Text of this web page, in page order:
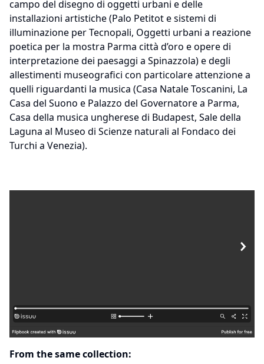
campo del disegno di oggetti urbani e delle
installazioni artistiche (Palo Petitot e sistemi di
illuminazione per Tecnopali, Oggetti urbani a reazione
poetica per la mostra Parma città d’oro e opere di
interpretazione dei paesaggi a Spinazzola) e degli
allestimenti museografici con particolare attenzione a
quelli riguardanti la musica (Casa Natale Toscanini, La
Casa del Suono e Palazzo del Governatore a Parma,
Casa della musica ungherese di Budapest, Sale della
Laguna al Museo di Scienze naturali al Fondaco dei
Turchi a Venezia).
From the same collection: